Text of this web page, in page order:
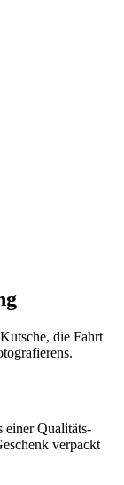
die Fahrt
einer Qualitäts-
verpackt